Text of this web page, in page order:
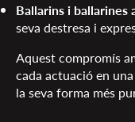
Ballarins i ballarines
seva destresa i
Aquest compromís
cada actuació en
la seva forma més